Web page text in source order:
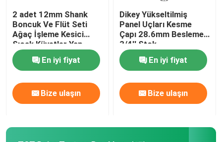
2 adet 12mm Shank
Boncuk Ve Flüt Seti
Ağaç İşleme Kesici
Sıcak Küvetler Yap
En iyi fiyat
Bize ulaşın
Dikey Yükseltilmiş
Panel Uçları Kesme
Çapı 28.6mm Besleme
3/4'' Stok
En iyi fiyat
Bize ulaşın